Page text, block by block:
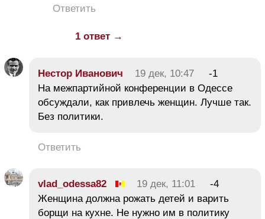
Ответить
1 ответ →
Нестор Иванович 19 дек, 10:47
-1
На межпартийной конференции в Одессе
обсуждали, как привлечь женщин. Лучше так.
Без политики.
Ответить
vlad_odessa82 19 дек, 11:01
-4
Женщина должна рожать детей и варить
борщи на кухне. Не нужно им в политику